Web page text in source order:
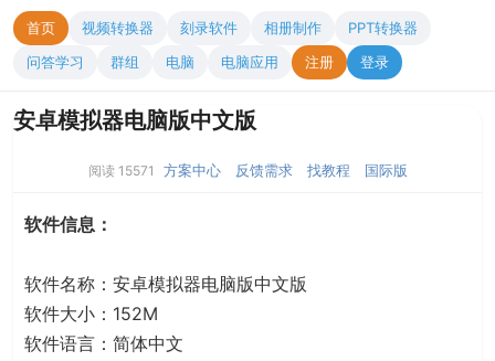
首页 视频转换器 刻录软件 相册制作
PPT转换器
问答学习
群组 电脑 电脑应用 注册 登录
安卓模拟器电脑版中文版
阅读 15571 方案中心 反馈需求 找教程 国际版
软件信息：
软件名称：安卓模拟器电脑版中文版
软件大小：152M
软件语言：简体中文